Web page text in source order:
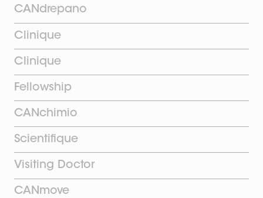
CANdrepano
Clinique
Clinique
Fellowship
CANchimio
Scientifique
Visiting Doctor
CANmove